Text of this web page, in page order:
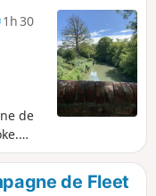
1h 30
de
de Fleet